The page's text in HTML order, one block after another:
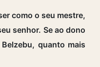
como o seu mestre,
senhor. Se ao dono
quanto mais